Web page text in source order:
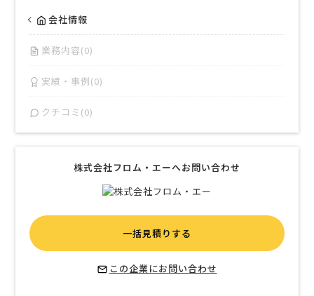
会社情報
業務内容(0)
実績・事例(0)
クチコミ(0)
株式会社フロム・エーへお問い合わせ
一括見積りする
この企業にお問い合わせ